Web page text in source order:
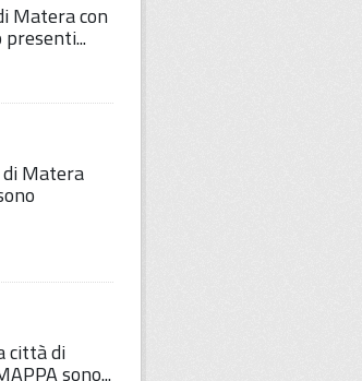
Matera con
Matera
città di
sono...